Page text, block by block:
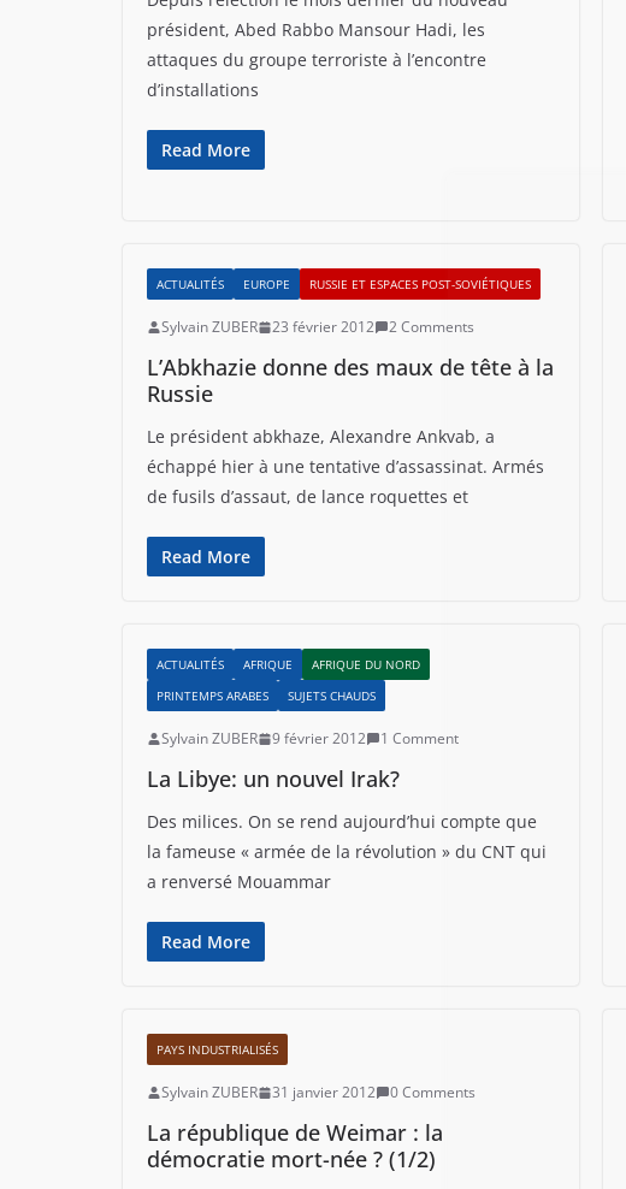
président, Abed Rabbo Mansour Hadi, les
attaques du groupe terroriste à l’encontre
d’installations
Read More
ACTUALITÉS EUROPE RUSSIE ET ESPACES POST-SOVIÉTIQUES
Sylvain ZUBER 23 février 2012 2 Comments
L’Abkhazie donne des maux de tête à la
Russie
Le président abkhaze, Alexandre Ankvab, a
échappé hier à une tentative d’assassinat. Armés
de fusils d’assaut, de lance roquettes et
Read More
ACTUALITÉS AFRIQUE
AFRIQUE DU NORD
PRINTEMPS ARABES
SUJETS CHAUDS
Sylvain ZUBER 9 février 2012 1 Comment
La Libye: un nouvel Irak?
Des milices. On se rend aujourd’hui compte que
la fameuse « armée de la révolution » du CNT qui
a renversé Mouammar
Read More
PAYS INDUSTRIALISÉS
Sylvain ZUBER 31 janvier 2012 0 Comments
La république de Weimar : la
démocratie mort-née ? (1/2)